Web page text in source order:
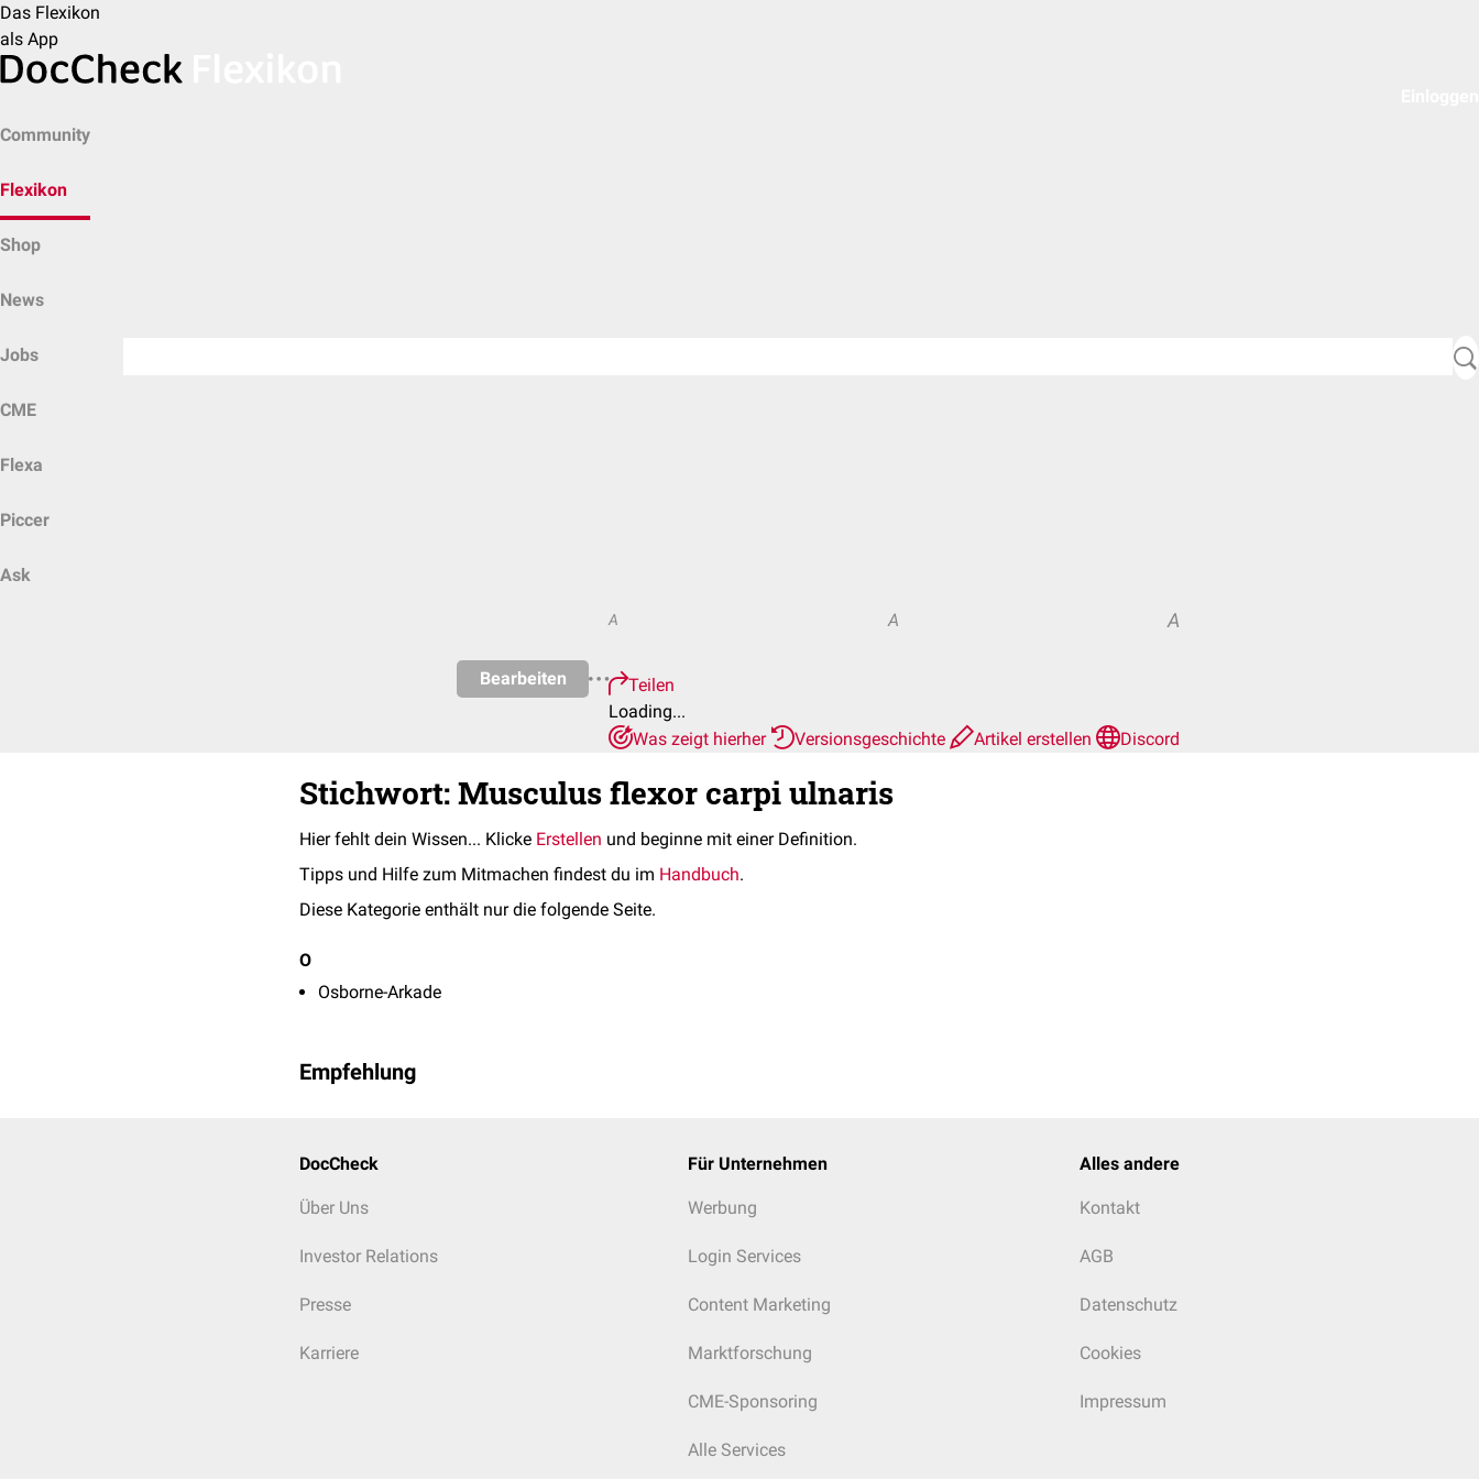
Das Flexikon
als App
Community
Flexikon
Shop
News
Jobs
CME
Flexa
Piccer
Ask
Bearbeiten
A A A
Teilen
Loading...
Was zeigt hierher
Versionsgeschichte Artikel erstellen Discord
Stichwort: Musculus flexor carpi ulnaris
Hier fehlt dein Wissen... Klicke Erstellen und beginne mit einer Definition.
Tipps und Hilfe zum Mitmachen findest du im Handbuch.
Diese Kategorie enthält nur die folgende Seite.
O
Osborne-Arkade
Empfehlung
DocCheck
Über Uns
Investor Relations
Presse
Karriere
Für Unternehmen
Werbung
Login Services
Content Marketing
Marktforschung
CME-Sponsoring
Alle Services
Alles andere
Kontakt
AGB
Datenschutz
Cookies
Impressum